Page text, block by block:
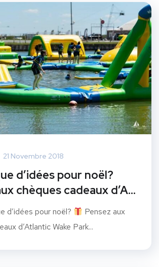
21 Novembre 2018
d’idées pour noël?
chèques cadeaux d’A…
d’idées pour noël?
Pensez aux
d’Atlantic Wake Park...